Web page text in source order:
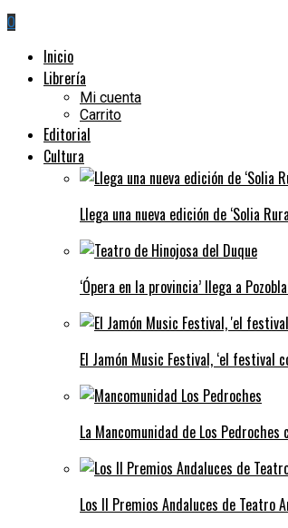
0
Inicio
Librería
Mi cuenta
Carrito
Editorial
Cultura
Llega una nueva edición de ‘Solia
‘Ópera en la provincia’ llega a
El Jamón Music Festival, ‘el festival
La Mancomunidad de Los
Los II Premios Andaluces de Teatro